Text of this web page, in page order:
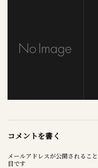
コメントを書く
メールアドレスが公開されるこ
目です